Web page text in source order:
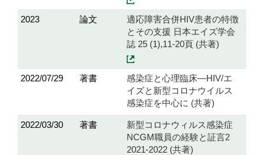
2023 論文
適応障害合併HIV患者の特徴
とその支援 日本エイズ学会
誌 25 (1),11-20頁 (共著)
2022/07/29 著書
感染症と心理臨床―HIV/エ
イズと新型コロナウイルス
感染症を中心に (共著)
2022/03/30 著書
新型コロナウィルス感染症
NCGM職員の経験と証言2
2021-2022 (共著)